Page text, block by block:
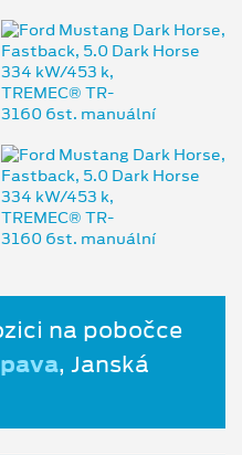
na pobočce
, Janská